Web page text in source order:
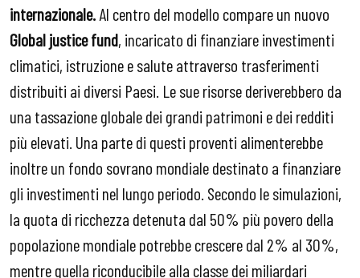
internazionale.Al centro del modello compare un nuovo
Global justice fund, incaricato di finanziare investimenti
climatici, istruzione e salute attraverso trasferimenti
distribuiti ai diversi Paesi. Le sue risorse deriverebbero da
una tassazione globale dei grandi patrimoni e dei redditi
più elevati. Una parte di questi proventi alimenterebbe
inoltre un fondo sovrano mondiale destinato a finanziare
gli investimenti nel lungo periodo. Secondo le simulazioni,
la quota di ricchezza detenuta dal 50% più povero della
popolazione mondiale potrebbe crescere dal 2% al 30%,
mentre quella riconducibile alla classe dei miliardari